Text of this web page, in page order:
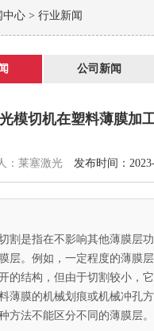
中心 >行业新闻
公司新闻
模切机在塑料薄膜加
：莱塞激光 发布时间：
割是指在不影响其他薄膜层
层。例如，一定程度的薄膜
的结构，但由于切割较小，
薄膜的机械划痕或机械冲孔
方法不能区分不同的薄膜层。